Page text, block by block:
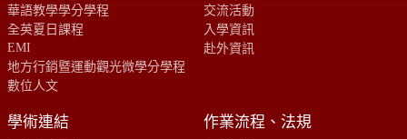
華語教學學分學程
全英夏日課程
EMI
地方行銷暨運動觀光微學分學程
數位人文
交流活動
入學資訊
赴外資訊
學術連結 作業流程、法規